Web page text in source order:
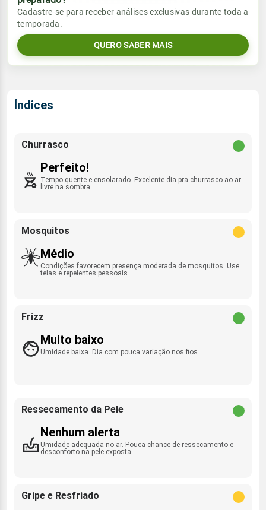
Umidade do ar
53%95%
Rajada de vento
Sol
06:07h às 17:26h
Lua
Chuva
1.1mm
Umidade do ar
Vento
S - 14km/h
Rajada de vento
Sol
Cadastre-se para receber análises exclusivas durante toda a
temporada.
QUERO SABER MAIS
Índices
Churrasco
Perfeito!
Tempo quente e ensolarado. Excelente dia pra churrasco ao ar
livre na sombra.
Mosquitos
Médio
Condições favorecem presença moderada de mosquitos. Use
telas e repelentes pessoais.
Frizz
Muito baixo
Umidade baixa. Dia com pouca variação nos fios.
Ressecamento da Pele
Nenhum alerta
Umidade adequada no ar. Pouca chance de ressecamento e
desconforto na pele exposta.
Gripe e Resfriado